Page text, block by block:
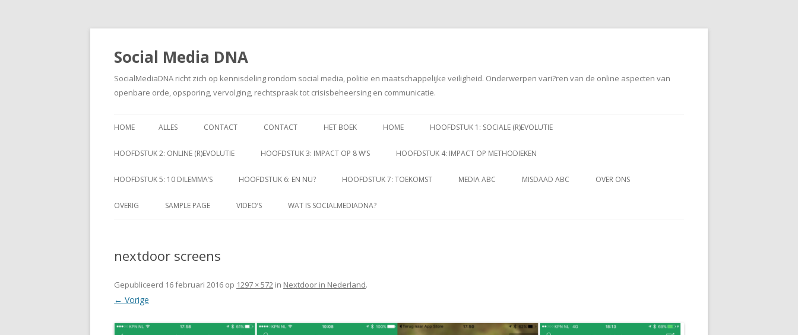
Social Media DNA
SocialMediaDNA richt zich op kennisdeling rondom social media, politie en maatschappelijke veiligheid. Onderwerpen vari?ren van de online aspecten van
openbare orde, opsporing, vervolging, rechtspraak tot crisisbeheersing en communicatie.
naar
HOME ALLES CONTACT CONTACT HET BOEK HOME HOOFDSTUK 1: SOCIALE (R)EVOLUTIE
HOOFDSTUK 2: ONLINE (R)EVOLUTIE HOOFDSTUK 3: IMPACT OP 8 W’S HOOFDSTUK 4: IMPACT OP METHODIEKEN
HOOFDSTUK 5: 10 DILEMMA’S HOOFDSTUK 6: EN NU? HOOFDSTUK 7: TOEKOMST MEDIA ABC MISDAAD ABC OVER ONS
OVERIG SAMPLE PAGE VIDEO’S WAT IS SOCIALMEDIADNA?
nextdoor screens
Gepubliceerd 16 februari 2016 op 1297 × 572 in Nextdoor in Nederland.
← Vorige